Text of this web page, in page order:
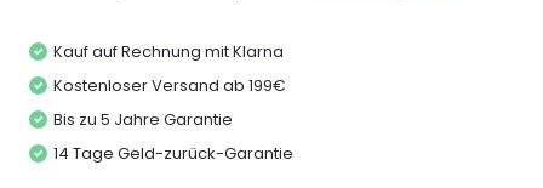
Kauf auf Rechnung mit Klarna
Kostenloser Versand ab 199€
Bis zu 5 Jahre Garantie
14 Tage Geld-zurück-Garantie